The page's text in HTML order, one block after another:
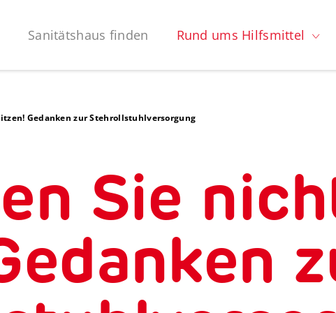
Sanitätshaus finden Rund ums Hilfsmittel
Gedanken zur Stehrollstuhlversorgung
Sie